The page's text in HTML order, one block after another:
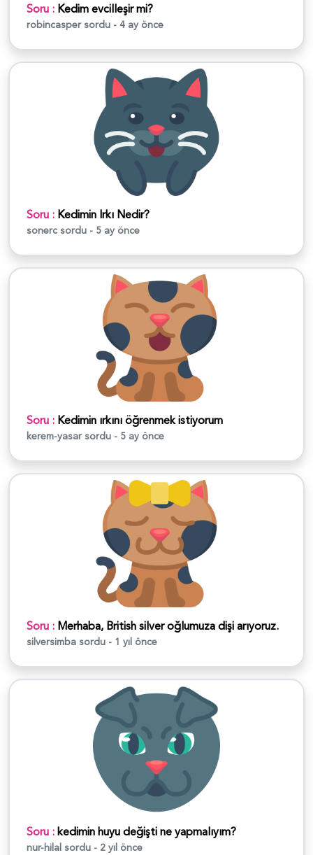
Soru : Kedim evcilleşir mi?
robincaspersordu - 4 ay önce
Soru : Kedimin Irkı Nedir?
sonerc sordu - 5 ay önce
Soru : Kedimin ırkını öğrenmek istiyorum
kerem-yasarsordu - 5 ay önce
Soru : Merhaba, British silver oğlumuza dişi arıyoruz.
silversimba sordu - 1 yıl önce
Soru :kedimin huyu değişti ne yapmalıyım?
nur-hilal sordu - 2 yıl önce